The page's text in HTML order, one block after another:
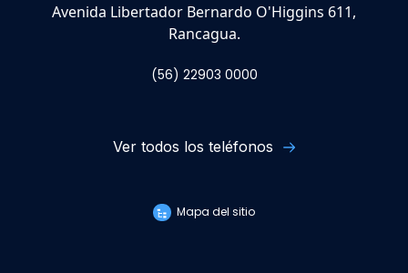
Avenida Libertador Bernardo O'Higgins 611,
Rancagua.
(56) 22903 0000
Ver todos los teléfonos
Mapa del sitio